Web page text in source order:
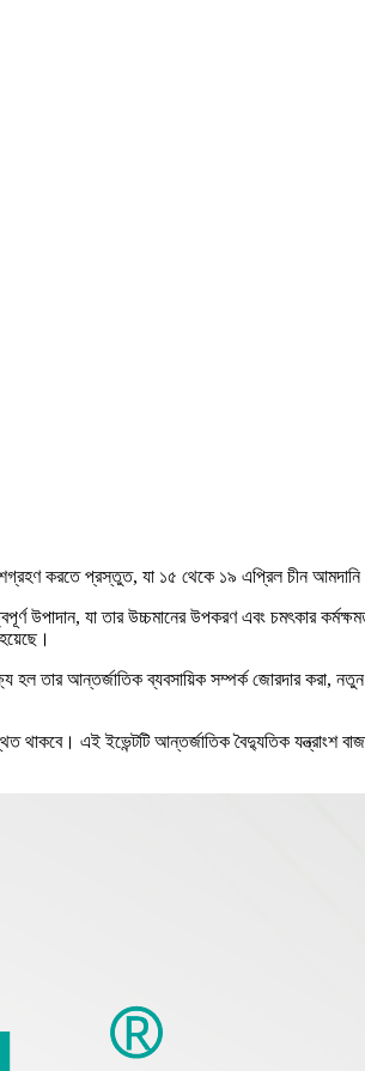
করতে প্রস্তুত, যা ১৫ থেকে ১৯ এপ্রিল চীন আমদানি
উপাদান, যা তার উচ্চমানের উপকরণ এবং চমৎকার
তার আন্তর্জাতিক ব্যবসায়িক সম্পর্ক জোরদার করা,
এই ইভেন্টটি আন্তর্জাতিক বৈদ্যুতিক যন্ত্রাংশ